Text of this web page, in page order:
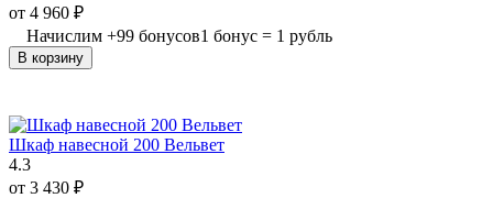
от 4 960 ₽
Начислим +99 бонусов1 бонус = 1 рубль
В корзину
Шкаф навесной 200 Вельвет
4.3
от 3 430 ₽